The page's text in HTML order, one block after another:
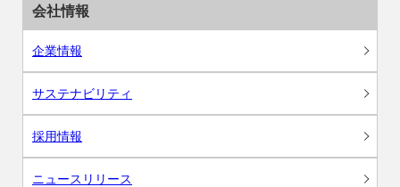
会社情報
企業情報
サステナビリティ
採用情報
ニュースリリース